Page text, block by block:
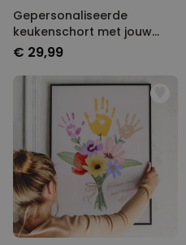
Gepersonaliseerde
keukenschort met jouw
tekening
€ 29,99